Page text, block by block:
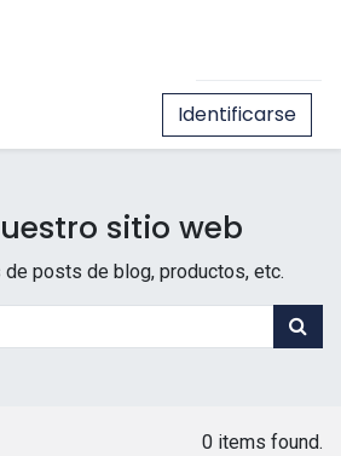
Identificarse
sitio web
posts de blog, productos, etc.
0 items found.